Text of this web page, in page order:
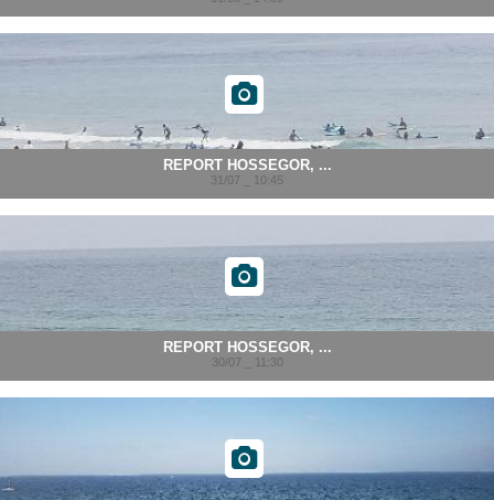
REPORT HOSSEGOR, ...
31/07 _ 10:45
REPORT HOSSEGOR, ...
30/07 _ 11:30